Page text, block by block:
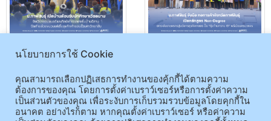
ม.กาฬสินธุ์ เปิดบ้านต้อนรับ
นักศึกษาเวียดนาม จัดเวิร์คชอป
อีสาน ปิดท้ายด้วยขบวนแห่เซิ้งสุด
คึกคักรอบรั้วมหาวิทยาลัย
Non-Degree ยกระดับเกษตรกร
สู่นวัตกรธุรกิจเกษตร ปั้น “กุ้ง
ก้ามกราม GI” พรีเมียมครบวงจร
นโยบายการใช้ Cookie
คุณสามารถเลือกปฏิเสธการทำงานของคุ้กกี้ได้ตามความ
ต้องการของคุณ โดยการตั้งค่าเบราว์เซอร์หรือการตั้งค่าความ
เป็นส่วนตัวของคุณ เพื่อระงับการเก็บรวมรวบข้อมูลโดยคุกกี้ใน
อนาคต อย่างไรก็ตาม หากคุณตั้งค่าเบราว์เซอร์ หรือค่าความ